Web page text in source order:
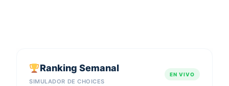
Ranking Semanal
SIMULADOR DE CHOICES
EN VIVO